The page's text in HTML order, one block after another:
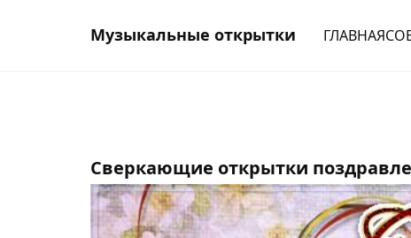
Музыкальные открытки ГЛАВНАЯ
Сверкающие открытки